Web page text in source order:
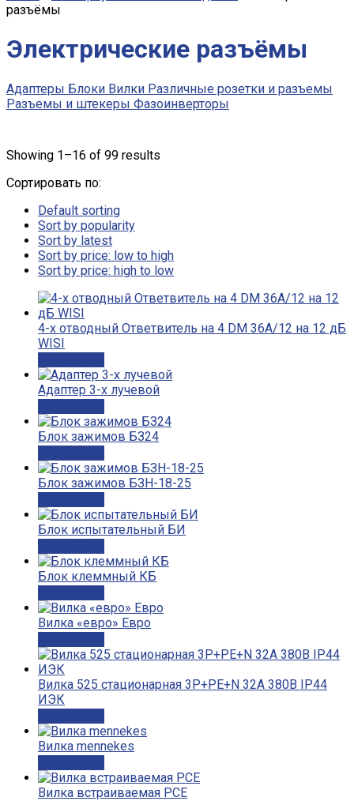
разъёмы
Электрические разъёмы
Адаптеры Блоки Вилки Различные розетки и разъемы
Разъемы и штекеры Фазоинверторы
Showing 1–16 of 99 results
Сортировать по:
Default sorting
Sort by popularity
Sort by latest
Sort by price: low to high
Sort by price: high to low
4-х отводный Ответвитель на 4 DM 36A/12 на 12 дБ
WISI
Адаптер 3-х лучевой
Блок зажимов БЗ24
Блок зажимов БЗН-18-25
Блок испытательный БИ
Блок клеммный КБ
Вилка «евро» Евро
Вилка 525 стационарная 3Р+РЕ+N 32А 380В IP44
ИЭК
Вилка mennekes
Вилка встраиваемая PCE